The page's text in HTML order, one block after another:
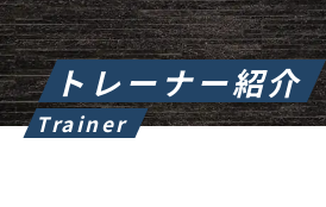
トレーナー紹介
Trainer